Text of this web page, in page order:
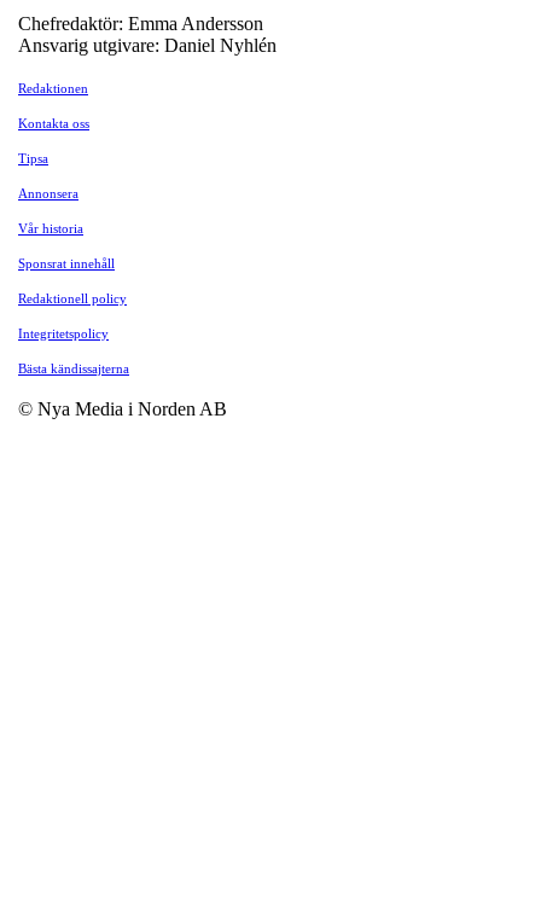
Chefredaktör: Emma Andersson
Ansvarig utgivare: Daniel Nyhlén
Redaktionen
Kontakta oss
Tipsa
Annonsera
Vår historia
Sponsrat innehåll
Redaktionell policy
Integritetspolicy
Bästa kändissajterna
© Nya Media i Norden AB